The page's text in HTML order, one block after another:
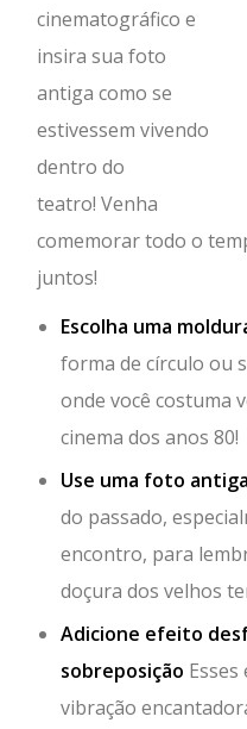
cinematográfico e
insira sua foto
antiga como se
estivessem vivendo
dentro do
teatro! Venha
comemorar todo o
juntos!
Escolha uma
forma de círculo ou
onde você costuma
cinema dos anos 80!
Use uma foto antiga
do passado,
encontro, para
doçura dos velhos
Adicione efeito
sobreposição
vibração